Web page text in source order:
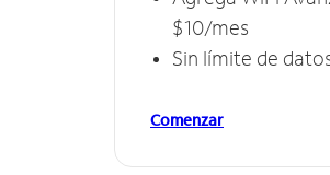
$10/mes
Sin límite de
Comenzar